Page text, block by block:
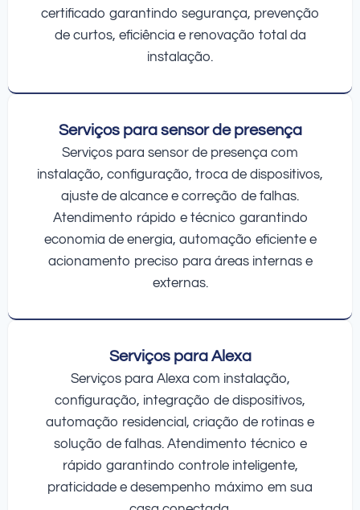
certificado garantindo segurança, prevenção
de curtos, eficiência e renovação total da
instalação.
Serviços para sensor de presença
Serviços para sensor de presença com
instalação, configuração, troca de dispositivos,
ajuste de alcance e correção de falhas.
Atendimento rápido e técnico garantindo
economia de energia, automação eficiente e
acionamento preciso para áreas internas e
externas.
Serviços para Alexa
Serviços para Alexa com instalação,
configuração, integração de dispositivos,
automação residencial, criação de rotinas e
solução de falhas. Atendimento técnico e
rápido garantindo controle inteligente,
praticidade e desempenho máximo em sua